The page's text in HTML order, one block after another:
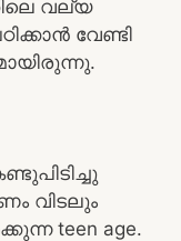
വല്യ
വേണ്ടി
വിടലും
teen age.